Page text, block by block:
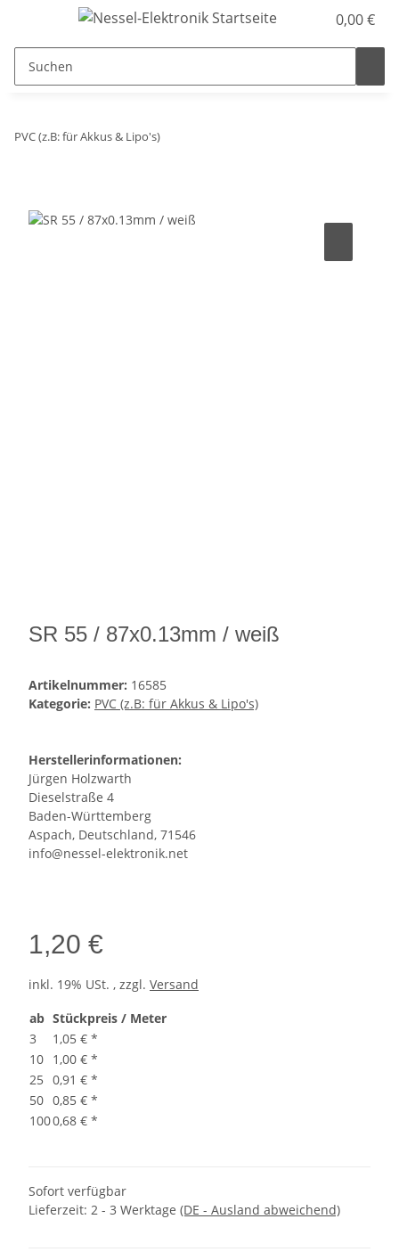
0,00 €
PVC (z.B: für Akkus & Lipo's)
SR 55 / 87x0.13mm / weiß
Artikelnummer: 16585
Kategorie: PVC (z.B: für Akkus & Lipo's)
Herstellerinformationen:
Jürgen Holzwarth
Dieselstraße 4
Baden-Württemberg
Aspach, Deutschland, 71546
info@nessel-elektronik.net
1,20 €
inkl. 19% USt. , zzgl. Versand
ab Stückpreis / Meter
3
1,05 € *
10 1,00 € *
25 0,91 € *
50 0,85 € *
1000,68 € *
Sofort verfügbar
Lieferzeit: 2 - 3 Werktage (DE - Ausland abweichend)